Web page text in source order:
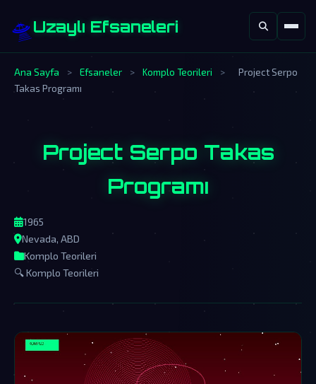
🛸Uzaylı Efsaneleri
Ana Sayfa > Efsaneler > Komplo Teorileri >
Project Serpo
Takas Programı
Project Serpo Takas
Programı
1965
Nevada, ABD
Komplo Teorileri
🔍 Komplo Teorileri